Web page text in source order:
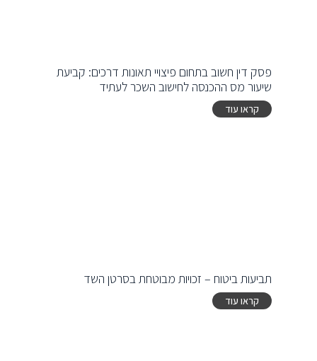
פסק דין חשוב בתחום פיצויי תאונות דרכים: קביעת
שיעור מס ההכנסה לחישוב השכר לעתיד
קראו עוד
תביעות ביטוח – זכויות מבוטחת בסרטן השד
קראו עוד